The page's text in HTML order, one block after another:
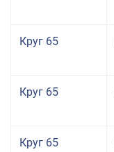
Круг 65
Круг 65
Круг 65